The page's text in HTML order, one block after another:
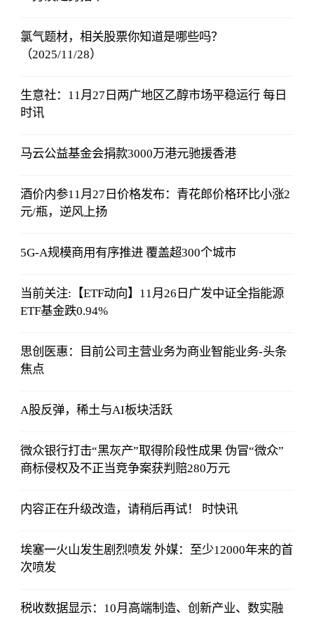
氯气题材，相关股票你知道是哪些吗？
（2025/11/28）
生意社：11月27日两广地区乙醇市场平稳运行 每日
时讯
马云公益基金会捐款3000万港元驰援香港
酒价内参11月27日价格发布：青花郎价格环比小涨2
元/瓶，逆风上扬
5G-A规模商用有序推进 覆盖超300个城市
当前关注:【ETF动向】11月26日广发中证全指能源
ETF基金跌0.94%
思创医惠：目前公司主营业务为商业智能业务-头条
焦点
A股反弹，稀土与AI板块活跃
微众银行打击“黑灰产”取得阶段性成果 伪冒“微众”
商标侵权及不正当竞争案获判赔280万元
内容正在升级改造，请稍后再试！ 时快讯
埃塞一火山发生剧烈喷发 外媒：至少12000年来的首
次喷发
税收数据显示：10月高端制造、创新产业、数实融